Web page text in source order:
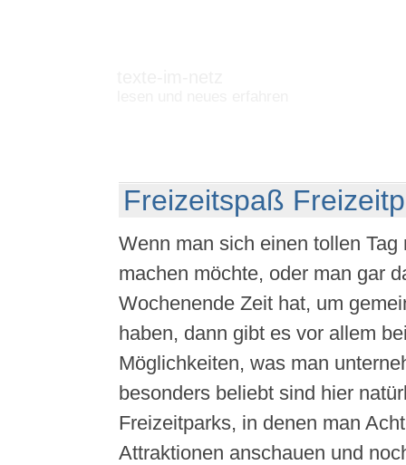
Freizeitspaß
Wenn man sich einen tollen Tag
machen möchte, oder man gar
Wochenende Zeit hat, um
haben, dann gibt es vor allem
Möglichkeiten, was man
besonders beliebt sind hier
Freizeitparks, in denen man
Attraktionen anschauen und